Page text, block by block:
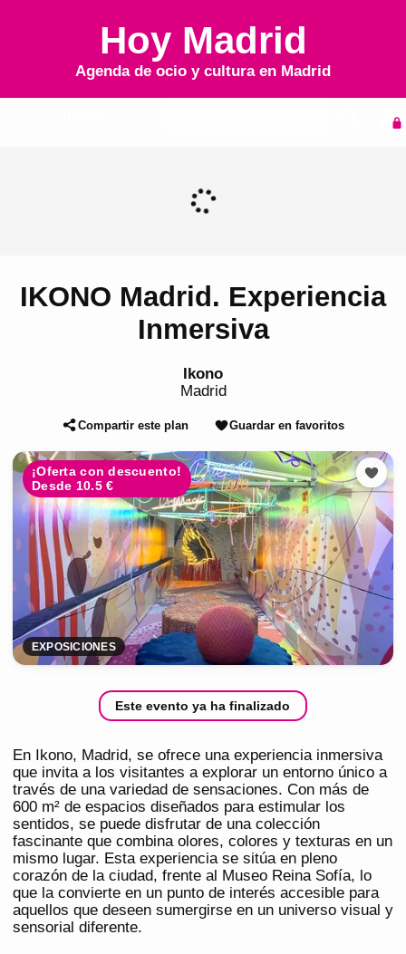
Hoy Madrid
Agenda de ocio y cultura en Madrid
IKONO Madrid. Experiencia
Inmersiva
Ikono
Madrid
Compartir este plan Guardar en favoritos
¡Oferta con descuento!
Desde 10.5 €
EXPOSICIONES
Este evento ya ha finalizado
En Ikono, Madrid, se ofrece una experiencia inmersiva
que invita a los visitantes a explorar un entorno único a
través de una variedad de sensaciones. Con más de
600 m² de espacios diseñados para estimular los
sentidos, se puede disfrutar de una colección
fascinante que combina olores, colores y texturas en un
mismo lugar. Esta experiencia se sitúa en pleno
corazón de la ciudad, frente al Museo Reina Sofía, lo
que la convierte en un punto de interés accesible para
aquellos que deseen sumergirse en un universo visual y
sensorial diferente.